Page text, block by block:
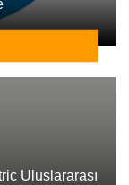
Uluslararası